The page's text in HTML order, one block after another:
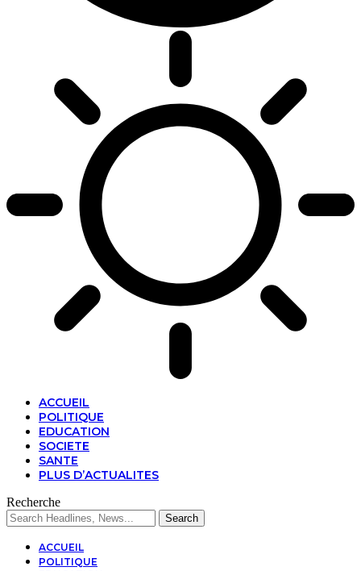
ACCUEIL
POLITIQUE
EDUCATION
SOCIETE
SANTE
PLUS D’ACTUALITES
Recherche
ACCUEIL
POLITIQUE